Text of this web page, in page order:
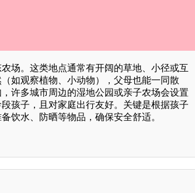
场。这类地点通常有开阔的草地、小径或互
如观察植物、小动物），父母也能一同散
许多城市周边的湿地公园或亲子农场会设置
孩子，且对家庭出行友好。关键是根据孩子
饮水、防晒等物品，确保安全舒适。